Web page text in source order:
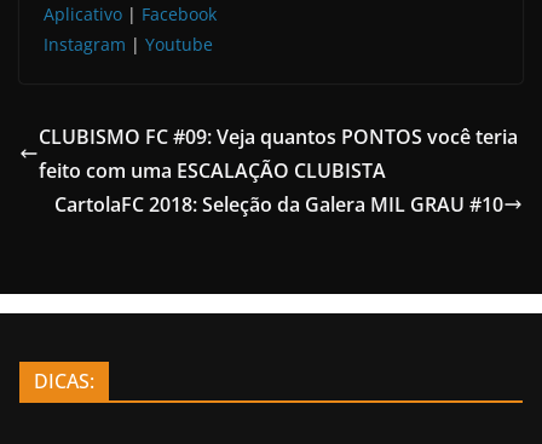
Aplicativo | Facebook
Instagram | Youtube
CLUBISMO FC #09: Veja quantos PONTOS você teria
feito com uma ESCALAÇÃO CLUBISTA
CartolaFC 2018: Seleção da Galera MIL GRAU #10
DICAS: